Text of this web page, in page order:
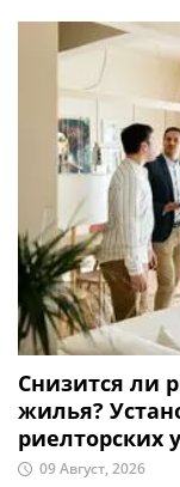
Снизится ли
жилья?
риелторских
09 Август, 2026